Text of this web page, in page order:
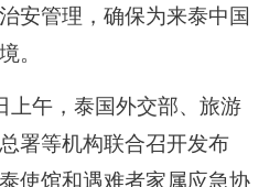
安管理，确保为来泰中国
。
上午，泰国外交部、旅游
署等机构联合召开发布
使馆和遇难者家属应急协